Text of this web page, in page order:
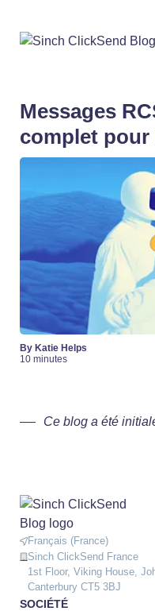
Messages
complet
By Katie Helps
10 minutes
Ce blog a été
Français (France)
Sinch ClickSend France
1st Floor, Viking House,
Canterbury CT5 3BJ
SOCIÉTÉ